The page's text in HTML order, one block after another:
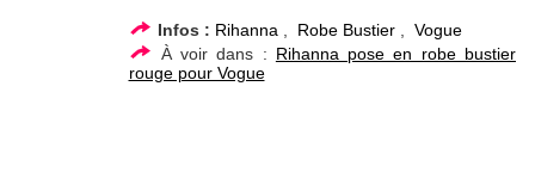
Infos : Rihanna Robe Bustier, Vogue
À voir dans : Rihanna pose en robe bustier
rouge pour Vogue